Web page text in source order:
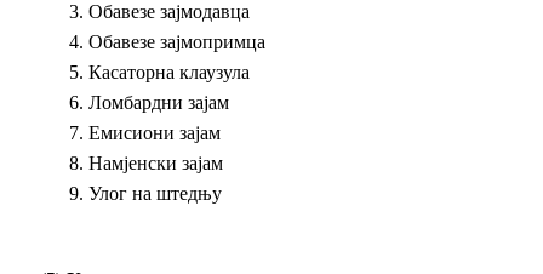
Обавезе зајмодавца
Обавезе зајмопримца
Касаторна клаузула
Ломбардни зајам
Емисиони зајам
Намјенски зајам
Улог на штедњу